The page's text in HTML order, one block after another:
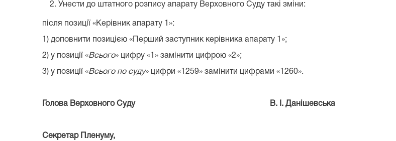
Унести до штатного розпису апарату Верховного Суду такі зміни:
після позиції «Керівник апарату 1»:
1) доповнити позицією «Перший заступник керівника апарату 1»;
2) у позиції «Всього» цифру «1» замінити цифрою «2»;
3) у позиції «Всього по суду» цифри «1259» замінити цифрами «1260».
Голова Верховного Суду В. І. Данішевська
Секретар Пленуму,